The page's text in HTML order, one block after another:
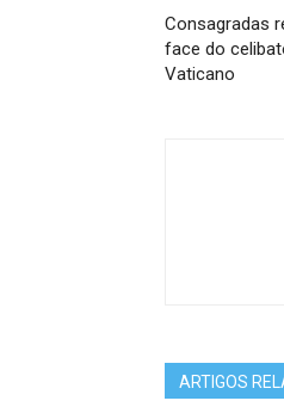
Consagradas
face do
Vaticano
ARTIGOS